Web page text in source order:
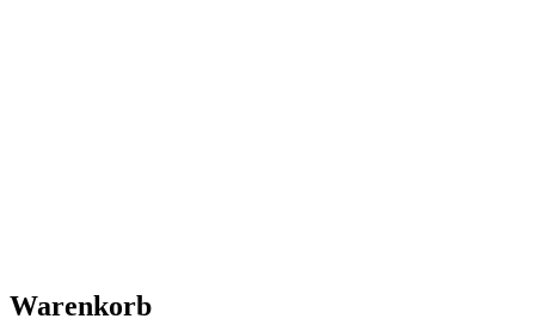
Warenkorb